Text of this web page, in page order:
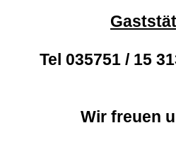
Tel 035751 / 15
Wir freuen